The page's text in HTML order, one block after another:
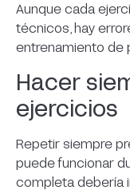
Aunque cada
técnicos, hay
entrenamiento de
Hacer
ejercicios
Repetir siempre
puede funcionar
completa debería